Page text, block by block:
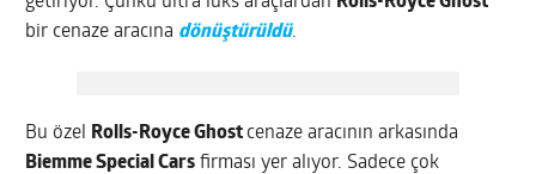
bir cenaze aracına dönüştürüldü.
Bu özel Rolls-Royce Ghost cenaze aracının arkasında
Biemme Special Cars firması yer alıyor. Sadece çok